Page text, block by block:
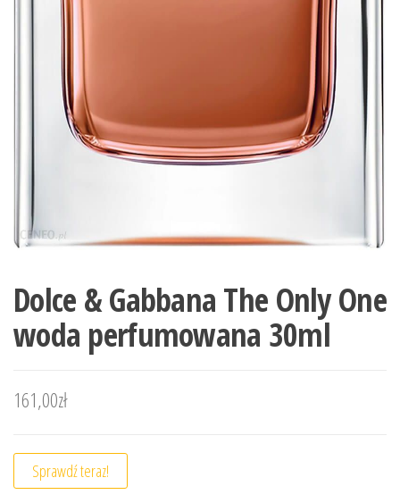
Dolce & Gabbana The Only One
woda perfumowana 30ml
161,00zł
Sprawdź teraz!